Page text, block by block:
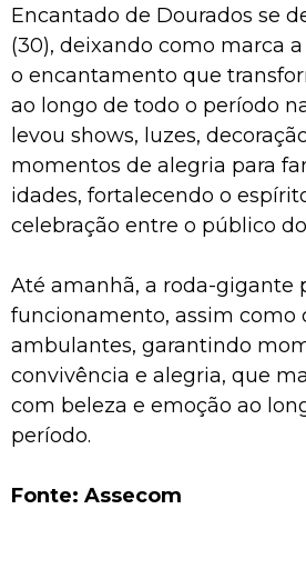
Encantado de Dourados se
(30), deixando como marca
o encantamento que
ao longo de todo o período
levou shows, luzes,
momentos de alegria para
idades, fortalecendo o
celebração entre o público
Até amanhã, a roda-gigante
funcionamento, assim como
ambulantes, garantindo
convivência e alegria, que
com beleza e emoção ao
período.
Fonte: Assecom